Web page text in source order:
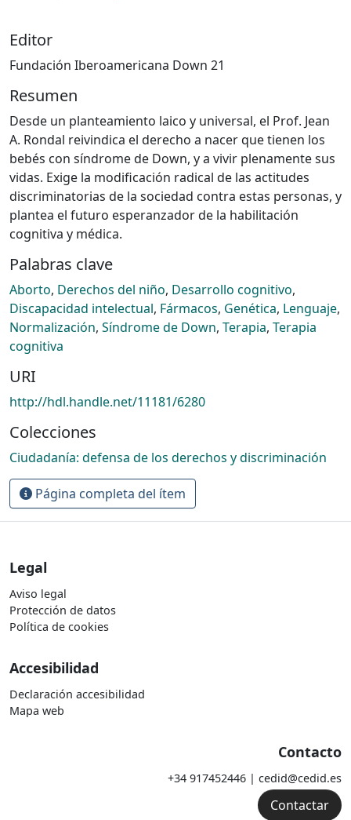
Editor
Fundación Iberoamericana Down 21
Resumen
Desde un planteamiento laico y universal, el Prof. Jean
A. Rondal reivindica el derecho a nacer que tienen los
bebés con síndrome de Down, y a vivir plenamente sus
vidas. Exige la modificación radical de las actitudes
discriminatorias de la sociedad contra estas personas, y
plantea el futuro esperanzador de la habilitación
cognitiva y médica.
Palabras clave
Aborto, Derechos del niño, Desarrollo cognitivo,
Discapacidad intelectual, Fármacos, Genética, Lenguaje,
Normalización, Síndrome de Down, Terapia, Terapia
cognitiva
URI
http://hdl.handle.net/11181/6280
Colecciones
Ciudadanía: defensa de los derechos y discriminación
Página completa del ítem
Legal
Aviso legal
Protección de datos
Política de cookies
Accesibilidad
Declaración accesibilidad
Mapa web
Contacto
+34 917452446 | cedid@cedid.es
Contactar